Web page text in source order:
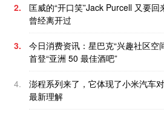
2.
匡威的“开口笑”Jack Purcell 又要
曾经离开过
3.
今日消费资讯：星巴克“兴趣社区空
首登“亚洲 50 最佳酒吧”
4.
澎程系列来了，它体现了小米汽车
最新理解